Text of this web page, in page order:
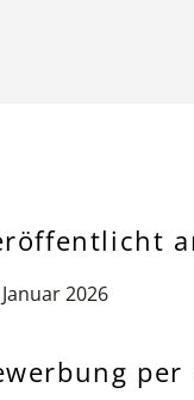
2026
per